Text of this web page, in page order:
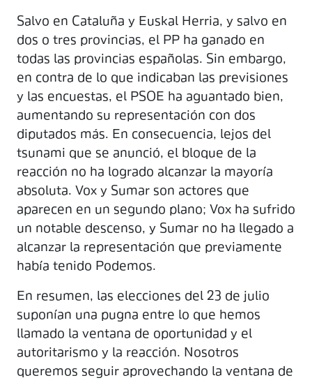
Salvo en Cataluña y Euskal Herria, y salvo en
dos o tres provincias, el PP ha ganado en
todas las provincias españolas. Sin embargo,
en contra de lo que indicaban las previsiones
y las encuestas, el PSOE ha aguantado bien,
aumentando su representación con dos
diputados más. En consecuencia, lejos del
tsunami que se anunció, el bloque de la
reacción no ha logrado alcanzar la mayoría
absoluta. Vox y Sumar son actores que
aparecen en un segundo plano; Vox ha sufrido
un notable descenso, y Sumar no ha llegado a
alcanzar la representación que previamente
había tenido Podemos.
En resumen, las elecciones del 23 de julio
suponían una pugna entre lo que hemos
llamado la ventana de oportunidad y el
autoritarismo y la reacción. Nosotros
queremos seguir aprovechando la ventana de